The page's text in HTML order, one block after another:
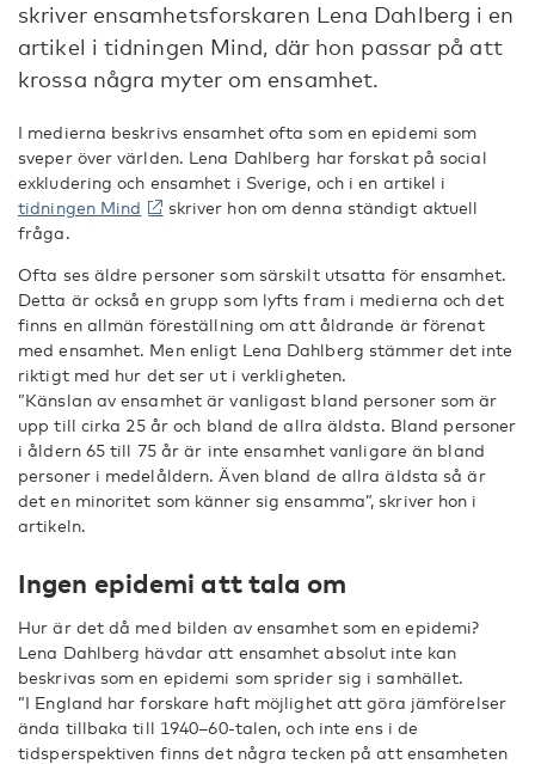
skriver ensamhetsforskaren Lena Dahlberg i en
artikel i tidningen Mind, där hon passar på att
krossa några myter om ensamhet.
I medierna beskrivs ensamhet ofta som en epidemi som
sveper över världen. Lena Dahlberg har forskat på social
exkludering och ensamhet i Sverige, och i en artikel i
tidningen Mind
skriver hon om denna ständigt aktuell
fråga.
Ofta ses äldre personer som särskilt utsatta för ensamhet.
Detta är också en grupp som lyfts fram i medierna och det
finns en allmän föreställning om att åldrande är förenat
med ensamhet. Men enligt Lena Dahlberg stämmer det inte
riktigt med hur det ser ut i verkligheten.
”Känslan av ensamhet är vanligast bland personer som är
upp till cirka 25 år och bland de allra äldsta. Bland personer
i åldern 65 till 75 år är inte ensamhet vanligare än bland
personer i medelåldern. Även bland de allra äldsta så är
det en minoritet som känner sig ensamma”, skriver hon i
artikeln.
Ingen epidemi att tala om
Hur är det då med bilden av ensamhet som en epidemi?
Lena Dahlberg hävdar att ensamhet absolut inte kan
beskrivas som en epidemi som sprider sig i samhället.
”I England har forskare haft möjlighet att göra jämförelser
ända tillbaka till 1940–60-talen, och inte ens i de
tidsperspektiven finns det några tecken på att ensamheten